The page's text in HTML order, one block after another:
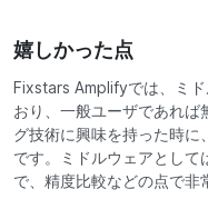
嬉しかった点
Fixstars Amplifyでは、ミ
おり、一般ユーザであれば
グ技術に興味を持った時に
です。ミドルウェアとして
で、精度比較などの点で非